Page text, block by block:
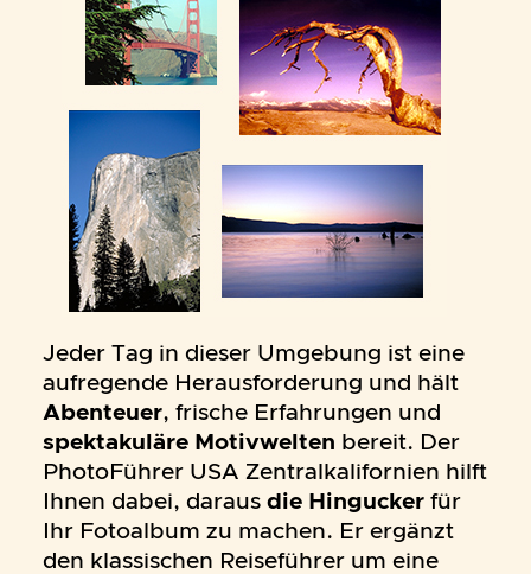
Jeder Tag in dieser Umgebung ist eine
aufregende Herausforderung und hält
Abenteuer, frische Erfahrungen und
spektakuläre Motivwelten bereit. Der
PhotoFührer USA Zentralkalifornien hilft
Ihnen dabei, darausdie Hingucker für
Ihr Fotoalbum zu machen. Er ergänzt
den klassischen Reiseführer um eine